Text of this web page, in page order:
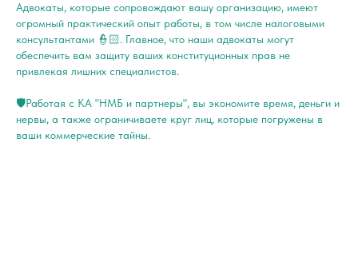
Адвокаты, которые сопровождают вашу организацию, имеют
огромный практический опыт работы, в том числе налоговыми
консультантами 👮🏻. Главное, что наши адвокаты могут
обеспечить вам защиту ваших конституционных прав не
привлекая лишних специалистов.
🛡Работая с КА "НМБ и партнеры", вы экономите время, деньги и
нервы, а также ограничиваете круг лиц, которые погружены в
ваши коммерческие тайны.